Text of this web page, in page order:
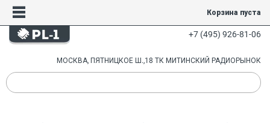
Корзина пуста
+7 (495) 926-81-06
МОСКВА, ПЯТНИЦКОЕ Ш.,18 ТК МИТИНСКИЙ РАДИОРЫНОК